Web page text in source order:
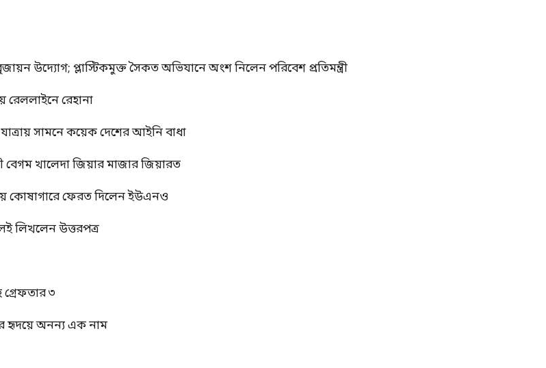
উদ্যোগ; প্লাস্টিকমুক্ত সৈকত অভিযানে অংশ নিলেন পরিবেশ প্রতিমন্ত্রী
রেললাইনে রেহানা
সামনে কয়েক দেশের আইনি বাধা
বেগম খালেদা জিয়ার মাজার জিয়ারত
কোষাগারে ফেরত দিলেন ইউএনও
লিখলেন উত্তরপত্র
গ্রেফতার ৩
হৃদয়ে অনন্য এক নাম